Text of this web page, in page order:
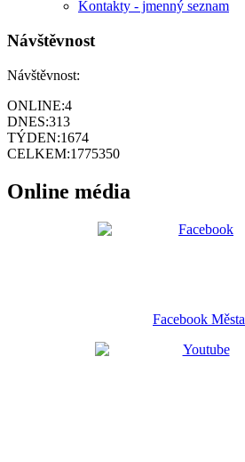
Kontakty - jmenný seznam
Návštěvnost
Návštěvnost:
ONLINE:4
DNES:313
TÝDEN:1674
CELKEM:1775350
Online média
Facebook Města